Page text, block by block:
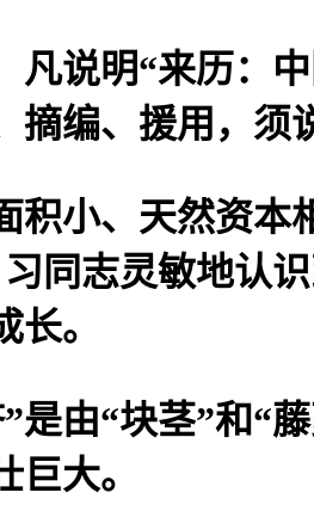
说明“来历：中
摘编、援用，须
小、天然资本相
同志灵敏地认
。
由“块茎”和“藤
大。